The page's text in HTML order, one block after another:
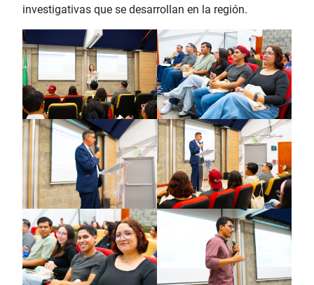
investigativas que se desarrollan en la región.